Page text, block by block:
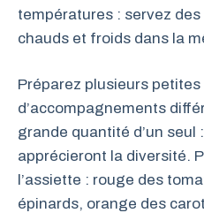
températures : servez
chauds et froids dans la
Préparez plusieurs
d’accompagnements
grande quantité d’un seul
apprécieront la diversité.
l’assiette : rouge des
épinards, orange des